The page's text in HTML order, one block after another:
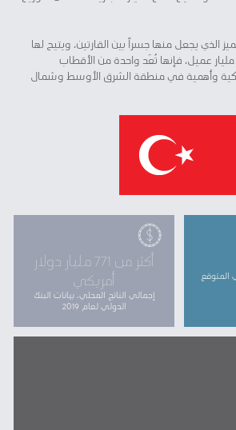
الذي يجعل منها جسراً بين القارتين، ويتيح لها
إمكانية الوصول إلى 1,6 مليار عميل، فإنها تُعَد واحدة من الأقطاب
وأهمية في منطقة الشرق الأوسط وشمال
المتوقع
أكثر من 771 مليار دولار
أمريكي
إجمالي الناتج المحلي، بيانات البنك
الدولي لعام 2019